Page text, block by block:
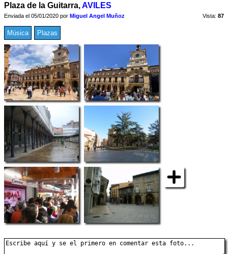
Plaza de la Guitarra,AVILES
Enviada el 05/01/2020 por Miguel Angel Muñoz Vista: 87
Música Plazas